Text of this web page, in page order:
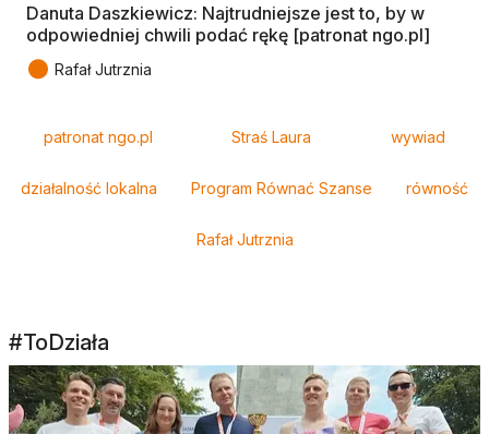
Danuta Daszkiewicz: Najtrudniejsze jest to, by w
odpowiedniej chwili podać rękę [patronat ngo.pl]
● Rafał Jutrznia
patronat ngo.pl Straś Laura wywiad
działalność lokalna Program Równać Szanse równość
Rafał Jutrznia
#ToDziała